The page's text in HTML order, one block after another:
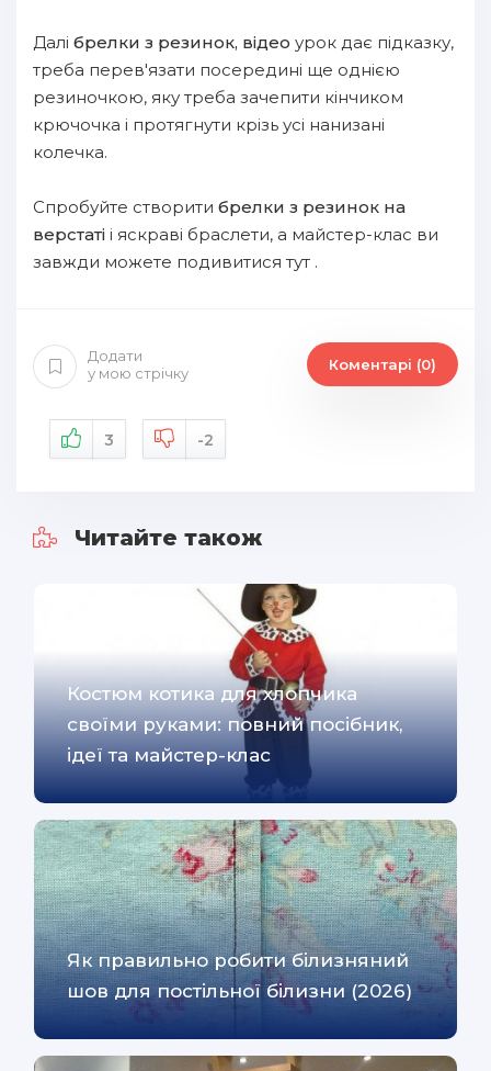
Далі брелки з резинок, відео урок дає підказку,
треба перев'язати посередині ще однією
резиночкою, яку треба зачепити кінчиком
крючочка і протягнути крізь усі нанизані
колечка.
Спробуйте створити брелки з резинок на
верстаті і яскраві браслети, а майстер-клас ви
завжди можете подивитися тут .
Додати
у мою стрічку
Коментарі (0)
3 -2
Читайте також
Костюм котика для хлопчика
своїми руками: повний посібник,
ідеї та майстер-клас
Як правильно робити білизняний
шов для постільної білизни (2026)